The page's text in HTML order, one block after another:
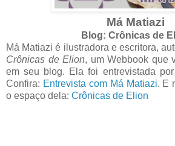
Má Matiazi
Blog: Crônicas de
Má Matiazi é ilustradora e escritora,
Crônicas de Elion, um Webbook que
em seu blog. Ela foi entrevistada
Confira: Entrevista com Má Matiazi. E
o espaço dela: Crônicas de Elion